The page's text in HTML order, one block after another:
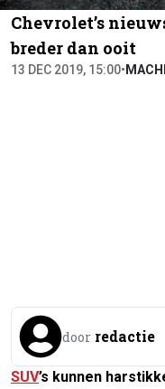
Chevrolet’s
breder dan ooit
13 DEC 2019, 15:00•
door redactie
SUV’s kunnen